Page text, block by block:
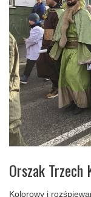
Orszak Trzech
Kolorowy i